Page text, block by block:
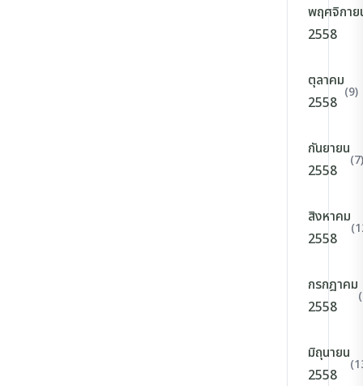
พฤศจิกาย
2558
ตุลาคม
2558
(9)
กันยายน
2558
(7)
สิงหาคม
2558
กรกฎาคม
2558
มิถุนายน
2558